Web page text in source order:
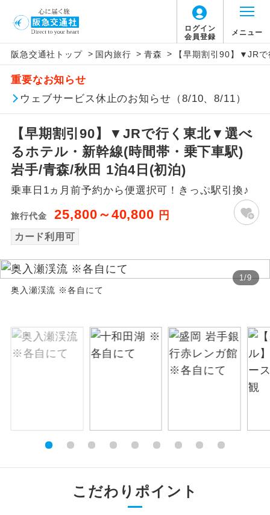
ログイン
会員登録
メニュー
阪急交通社トップ > 国内旅行 > 青森 > 【早期割引90】▼JR
重要なお知らせ
ウェブサービス休止のお知らせ（8/10、8/11）
【早期割引90】▼JRで行く東北▼選べ
るホテル・新幹線(時間帯・乗下車駅)
岩手/青森/秋田 1泊4日(初泊)
乗車日1ヵ月前予約から便選択可！きっぷ駅引換♪
旅行代金 25,800～40,800 円
カード利用可
1/9
奥入瀬渓流 ※各自にて
こだわりポイント
アイコン 説明
添乗員同行
往路出発空港（駅）から復路到着空港
（駅）まで同行します。
現地添乗員同
行
現地到着空港（駅）から最終日出発空港
（駅）まで添乗員が同行します。
バスガイド乗
務
バスガイドが乗務し、車内での観光案内
があります。
新コース 初登場のコースです。
然遺産を訪ねるコースです。
絶景 絶景スポットに立ち寄るコースです。
温泉 温泉地にも宿泊するコースです。
露天風呂
ご宿泊ホテルに露天風呂が付いていま
全食事付き
全てのお食事が付いていますので、お食
事の心配はいりません。（機内食を除
だけます。